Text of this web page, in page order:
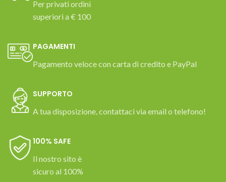
Per privati ordini
superiori a € 100
PAGAMENTI
Pagamento veloce con carta di credito e PayPal
SUPPORTO
A tua disposizione, contattaci via email o telefono!
100% SAFE
Il nostro sito è
sicuro al 100%